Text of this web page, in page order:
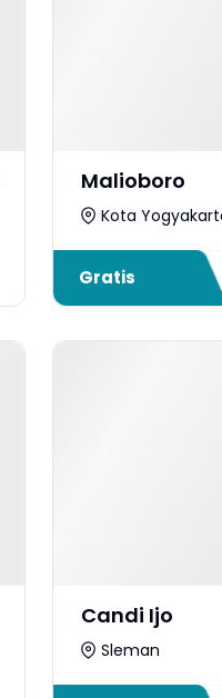
Malioboro
Kota
Gratis
Candi Ijo
Sleman